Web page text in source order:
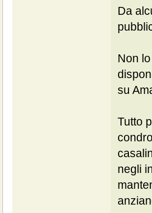
Da
Non
su
Tutto
negli